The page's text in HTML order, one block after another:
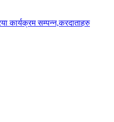
कार्यक्रम सम्पन्न,करदाताहरु